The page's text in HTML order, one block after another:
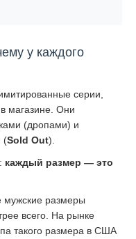
у каждого
серии,
магазине. Они
(дропами) и
(Sold Out).
каждый размер — это
размеры
всего. На рынке
такого размера в США